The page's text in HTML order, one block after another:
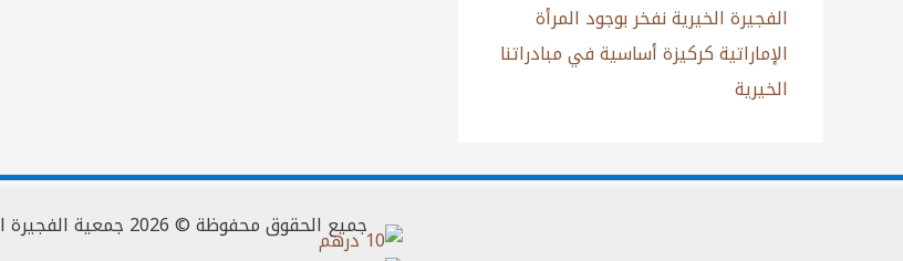
الفجيرة الخيرية نفخر بوجود المرأة
الإماراتية كركيزة أساسية في مبادراتنا
الخيرية
جميع الحقوق محفوظة © 2026 جمعية الفجيرة الخيرية